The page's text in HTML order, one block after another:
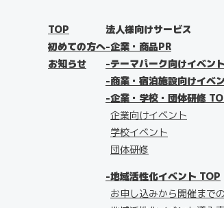
TOP
初めての方へ
お知らせ
法人様向けサービス
企業・商品PR
テーマパーク向けイベント
商業・宿泊施設向けイベ
企業・学校・団体研修
企業向けイベント
学校イベント
団体研修
地域活性化イベント TOP
お申し込みから開催まで